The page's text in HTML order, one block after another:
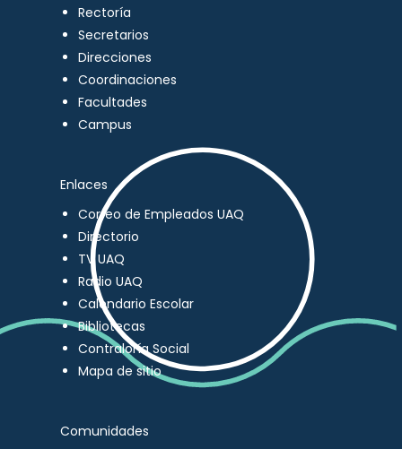
Rectoría
Secretarios
Direcciones
Coordinaciones
Facultades
Campus
Enlaces
Correo de Empleados UAQ
Directorio
TV UAQ
Radio UAQ
Calendario Escolar
Bibliotecas
Contraloría Social
Mapa de sitio
Comunidades